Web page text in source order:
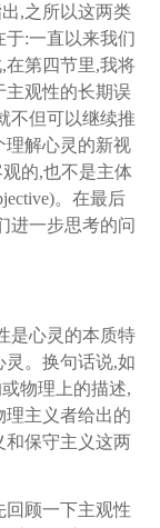
,之所以这两类
于:一直以来我们
在第四节里,我将
主观性的长期误
不但可以继续推
理解心灵的新视
观的,也不是主体
。在最后
进一步思考的问
是心灵的本质特
。换句话说,如
物理上的描述,
理主义者给出的
和保守主义这两
回顾一下主观性